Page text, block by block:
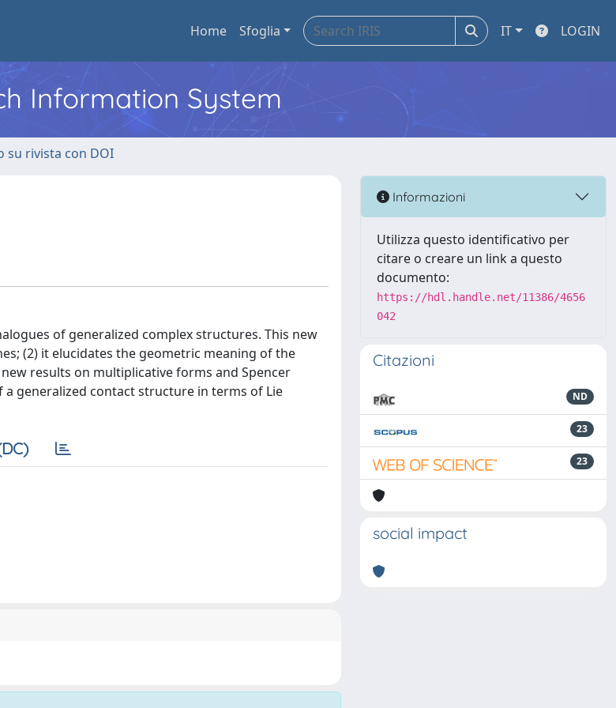
Home Sfoglia IT LOGIN
Information System
su rivista con DOI
of generalized complex structures. This new
(2) it elucidates the geometric meaning of the
results on multiplicative forms and Spencer
generalized contact structure in terms of Lie
Informazioni
Utilizza questo identificativo per
citare o creare un link a questo
documento:
https://hdl.handle.net/11386/4656
042
Citazioni
ND
23
23
social impact